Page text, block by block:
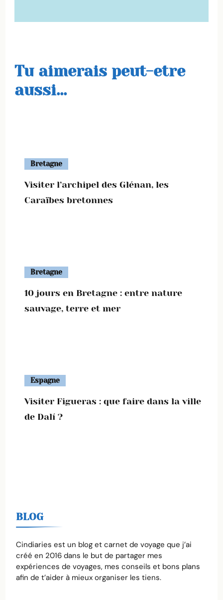
Tu aimerais peut-etre
aussi...
Bretagne
Visiter l’archipel des Glénan, les
Caraïbes bretonnes
Bretagne
10 jours en Bretagne : entre nature
sauvage, terre et mer
Espagne
Visiter Figueras : que faire dans la ville
de Dalí ?
BLOG
Cindiaries est un blog et carnet de voyage que j’ai
créé en 2016 dans le but de partager mes
expériences de voyages, mes conseils et bons plans
afin de t’aider à mieux organiser les tiens.